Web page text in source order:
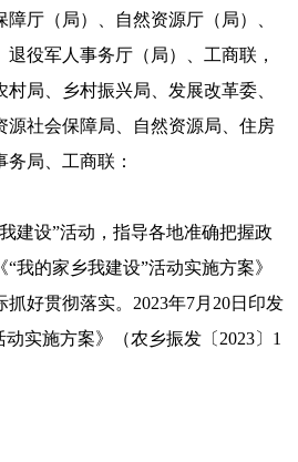
障厅（局）、自然资源厅（局）、
役军人事务厅（局）、工商联，
局、乡村振兴局、发展改革委、
源社会保障局、自然资源局、住房
局、工商联：
建设”活动，指导各地准确把握政
我的家乡我建设”活动实施方案》
好贯彻落实。2023年7月20日印发
实施方案》（农乡振发〔2023〕1